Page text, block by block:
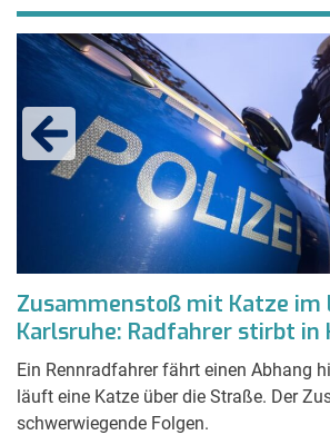
Zusammenstoß mit Katze im
Karlsruhe: Radfahrer stirbt in
Ein Rennradfahrer fährt einen Abhang
läuft eine Katze über die Straße. Der
schwerwiegende Folgen.